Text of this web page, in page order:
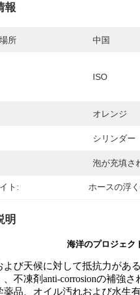
報
所 中国
ISO
オレンジ
シリンダー
泡が充填さ
ト: ホースの浮
明
海洋のプロジェク
よび天候に対して抵抗力があ
、不凍剤anti-corrosionの補強
薬品、オイル汚れおよび水生